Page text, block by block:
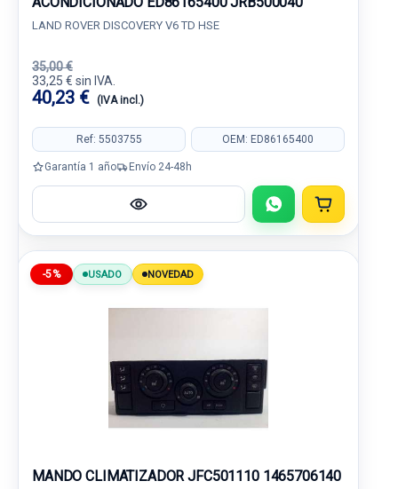
LAND ROVER DISCOVERY V6 TD HSE
35,00 €
33,25 € sin IVA.
40,23 € (IVA incl.)
Ref: 5503755 OEM: ED86165400
Garantía 1 año Envío 24-48h
-5% USADO NOVEDAD
MANDO CLIMATIZADOR JFC501110 1465706140